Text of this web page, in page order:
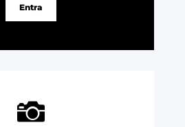
Entra
